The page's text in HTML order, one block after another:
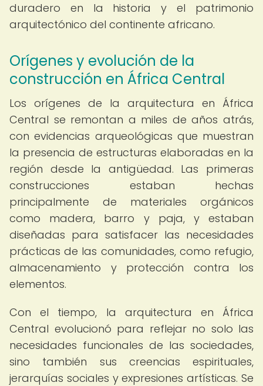
duradero en la historia y el patrimonio
arquitectónico del continente africano.
Orígenes y evolución de la
construcción en África Central
Los orígenes de la arquitectura en África
Central se remontan a miles de años atrás,
con evidencias arqueológicas que muestran
la presencia de estructuras elaboradas en la
región desde la antigüedad. Las primeras
construcciones estaban hechas
principalmente de materiales orgánicos
como madera, barro y paja, y estaban
diseñadas para satisfacer las necesidades
prácticas de las comunidades, como refugio,
almacenamiento y protección contra los
elementos.
Con el tiempo, la arquitectura en África
Central evolucionó para reflejar no solo las
necesidades funcionales de las sociedades,
sino también sus creencias espirituales,
jerarquías sociales y expresiones artísticas. Se